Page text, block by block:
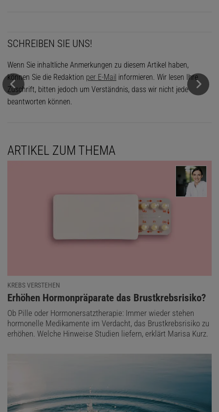
SCHREIBEN SIE UNS!
Wenn Sie inhaltliche Anmerkungen zu diesem Artikel haben,
können Sie die Redaktion per E-Mail informieren. Wir lesen Ihre
Zuschrift, bitten jedoch um Verständnis, dass wir nicht jede
beantworten können.
ARTIKEL ZUM THEMA
KREBS VERSTEHEN
:
Erhöhen Hormonpräparate das Brustkrebsrisiko?
Ob Pille oder Hormonersatztherapie: Immer wieder stehen
hormonelle Medikamente im Verdacht, das Brustkrebsrisiko zu
erhöhen. Welche Hinweise Studien liefern, erklärt Marisa Kurz.